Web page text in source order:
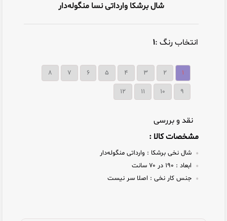
شال برشکا وارداتی نسا منگوله‌دار
انتخاب رنگ :۱
۱ ۲ ۳ ۴ ۵ ۶ ۷ ۸
9
10
11
12
نقد و بررسی
مشخصات کالا :
شال نخی برشکا : وارداتی منگوله‌دار
ابعاد :
جنس کار نخی : اصلا سر نیست